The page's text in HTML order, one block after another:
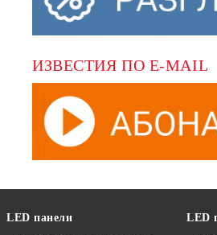
ИЗВЕСТИЯ ПО E-MAIL
LED панели
LED